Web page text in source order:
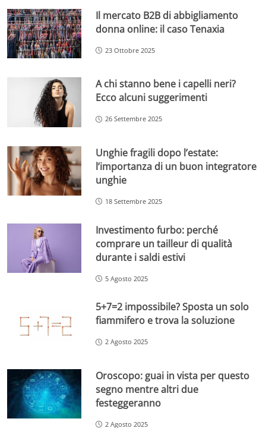
Il mercato B2B di abbigliamento
donna online: il caso Tenaxia
23 Ottobre 2025
A chi stanno bene i capelli neri?
Ecco alcuni suggerimenti
26 Settembre 2025
Unghie fragili dopo l’estate:
l’importanza di un buon integratore
unghie
18 Settembre 2025
Investimento furbo: perché
comprare un tailleur di qualità
durante i saldi estivi
5 Agosto 2025
5+7=2 impossibile? Sposta un solo
fiammifero e trova la soluzione
2 Agosto 2025
Oroscopo: guai in vista per questo
segno mentre altri due
festeggeranno
2 Agosto 2025